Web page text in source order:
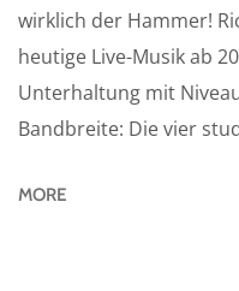
wirklich der Hammer!
heutige Live-Musik ab
Unterhaltung mit
Bandbreite: Die vier
MORE